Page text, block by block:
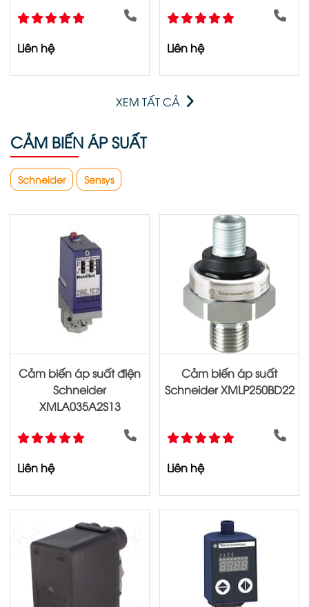
Liên hệ Liên hệ
XEM TẤT CẢ
CẢM BIẾN ÁP SUẤT
Schneider Sensys
Cảm biến áp suất điện
Schneider
XMLA035A2S13
Liên hệ
Cảm biến áp suất
Schneider XMLP250BD22
Liên hệ